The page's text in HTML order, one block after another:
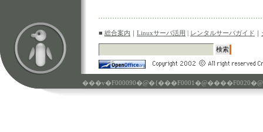
■ 総合案内 ｜ Linuxサーバ活用 | レンタルサーバガイド ｜